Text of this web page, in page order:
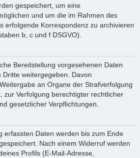
gespeichert, um eine
und um die im Rahmen des
erfolgende Korrespondenz zu archivieren
b, c und f DSGVO).
Bereitstellung vorgesehenen Daten
weitergegeben. Davon
an Organe der Strafverfolgung
zur Verfolgung berechtigter rechtlicher
gesetzlicher Verpflichtungen.
erfassten Daten werden bis zum Ende
Nach einem Widerruf werden
Profils (E-Mail-Adresse,